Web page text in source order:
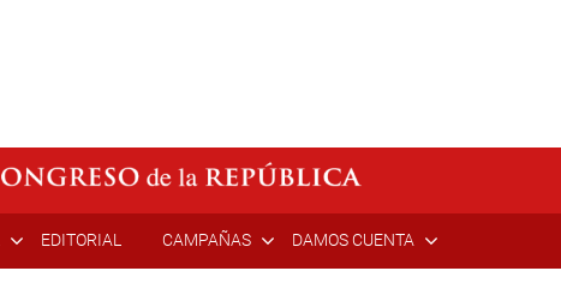
EDITORIAL CAMPAÑAS DAMOS CUENTA